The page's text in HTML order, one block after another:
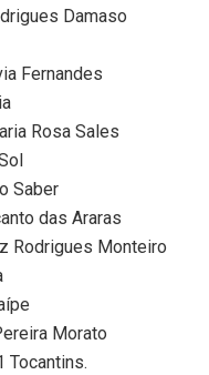
Damaso
Fernandes
Rosa Sales
Saber
das Araras
Rodrigues Monteiro
Morato
Tocantins.